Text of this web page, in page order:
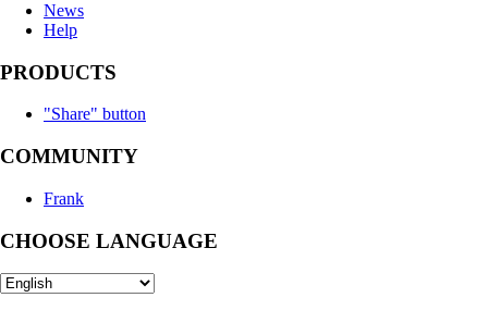
News
Help
PRODUCTS
"Share" button
COMMUNITY
Frank
CHOOSE LANGUAGE